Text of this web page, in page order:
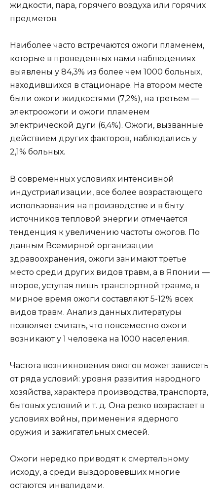
жидкости, пара, горячего воздуха или горячих
предметов.
Наиболее часто встречаются ожоги пламенем,
которые в проведенных нами наблюдениях
выявлены у 84,3% из более чем 1000 больных,
находившихся в стационаре. На втором месте
были ожоги жидкостями (7,2%), на третьем —
электроожоги и ожоги пламенем
электрической дуги (6,4%). Ожоги, вызванные
действием других факторов, наблюдались у
2,1% больных.
В современных условиях интенсивной
индустриализации, все более возрастающего
использования на производстве и в быту
источников тепловой энергии отмечается
тенденция к увеличению частоты ожогов. По
данным Всемирной организации
здравоохранения, ожоги занимают третье
место среди других видов травм, а в Японии —
второе, уступая лишь транспортной травме, в
мирное время ожоги составляют 5-12% всех
видов травм. Анализ данных литературы
позволяет считать, что повсеместно ожоги
возникают у 1 человека на 1000 населения.
Частота возникновения ожогов может зависеть
от ряда условий: уровня развития народного
хозяйства, характера производства, транспорта,
бытовых условий и т. д. Она резко возрастает в
условиях войны, применения ядерного
оружия и зажигательных смесей.
Ожоги нередко приводят к смертельному
исходу, а среди выздоровевших многие
остаются инвалидами.